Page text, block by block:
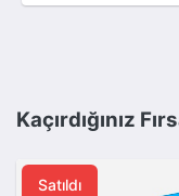
Kaçırdığınız
Satıldı